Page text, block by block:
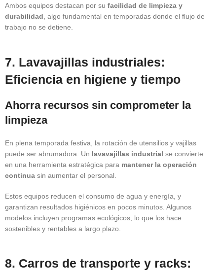
Ambos equipos destacan por su facilidad de limpieza y
durabilidad, algo fundamental en temporadas donde el flujo de
trabajo no se detiene.
7. Lavavajillas industriales:
Eficiencia en higiene y tiempo
Ahorra recursos sin comprometer la
limpieza
En plena temporada festiva, la rotación de utensilios y vajillas
puede ser abrumadora. Un lavavajillas industrial se convierte
en una herramienta estratégica para mantener la operación
continua sin aumentar el personal.
Estos equipos reducen el consumo de agua y energía, y
garantizan resultados higiénicos en pocos minutos. Algunos
modelos incluyen programas ecológicos, lo que los hace
sostenibles y rentables a largo plazo.
8. Carros de transporte y racks: